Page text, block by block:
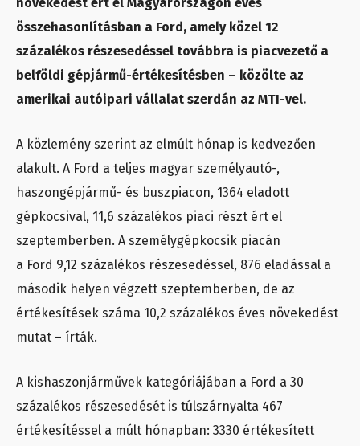
növekedést ért el Magyarországon éves
összehasonlításban a Ford, amely közel 12
százalékos részesedéssel továbbra is piacvezető a
belföldi gépjármű-értékesítésben – közölte az
amerikai autóipari vállalat szerdán az MTI-vel.
A közlemény szerint az elmúlt hónap is kedvezően
alakult. A Ford a teljes magyar személyautó-,
haszongépjármű- és buszpiacon, 1364 eladott
gépkocsival, 11,6 százalékos piaci részt ért el
szeptemberben. A személygépkocsik piacán
a Ford 9,12 százalékos részesedéssel, 876 eladással a
második helyen végzett szeptemberben, de az
értékesítések száma 10,2 százalékos éves növekedést
mutat – írták.
A kishaszonjárművek kategóriájában a Ford a 30
százalékos részesedését is túlszárnyalta 467
értékesítéssel a múlt hónapban: 3330 értékesített